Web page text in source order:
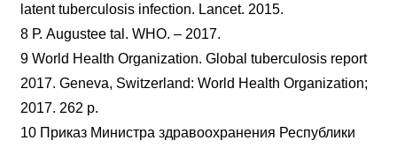
latent tuberculosis infection. Lancet. 2015.
8 Р. Augustee tal. WHO. – 2017.
9 World Health Organization. Global tuberculosis report
2017. Geneva, Switzerland: World Health Organization;
2017. 262 p.
10 Приказ Министра здравоохранения Республики